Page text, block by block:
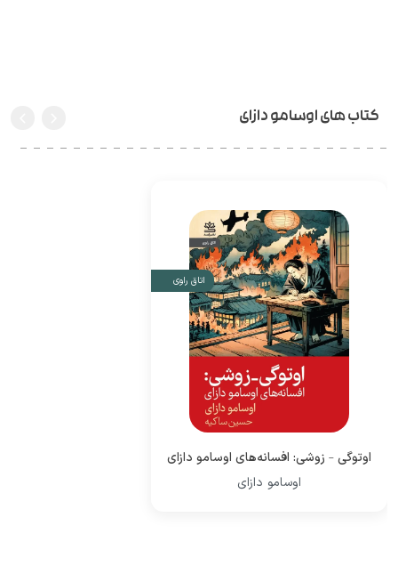
کتاب های اوسامو دازای
اتاق راوی
اوتوگی – زوشی: افسانه‌های اوسامو دازای
اوسامو دازای